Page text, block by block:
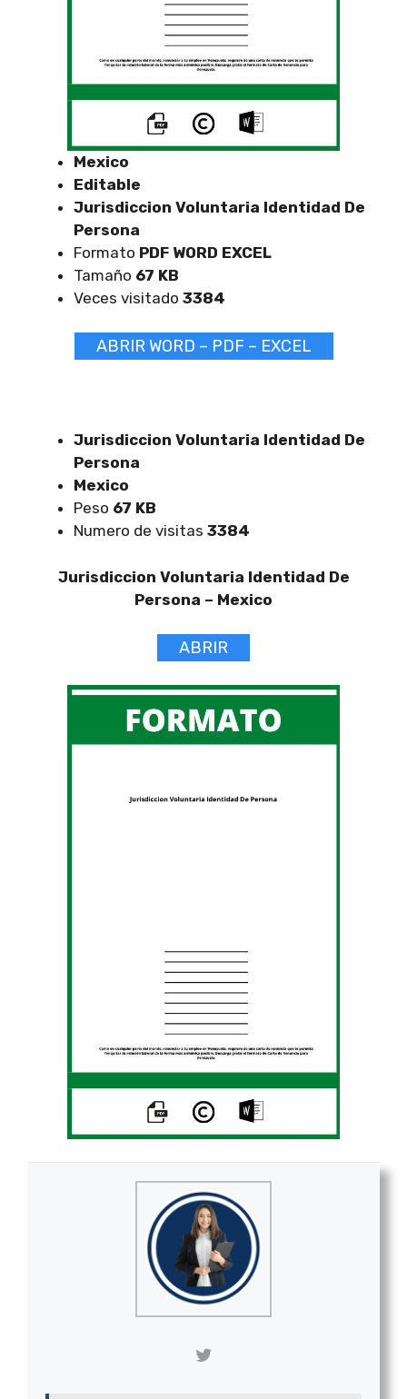
Mexico
Editable
Jurisdiccion Voluntaria Identidad De
Persona
Formato PDF WORD EXCEL
Tamaño 67 KB
Veces visitado 3384
ABRIR WORD – PDF – EXCEL
Jurisdiccion Voluntaria Identidad De
Persona
Mexico
Peso 67 KB
Numero de visitas 3384
Jurisdiccion Voluntaria Identidad De
Persona – Mexico
ABRIR